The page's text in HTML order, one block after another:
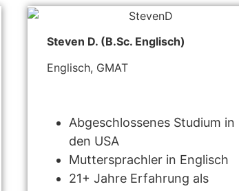
Steven D. (B.Sc. Englisch)
Englisch, GMAT
Abgeschlossenes Studium in
den USA
Muttersprachler in Englisch
21+ Jahre Erfahrung als